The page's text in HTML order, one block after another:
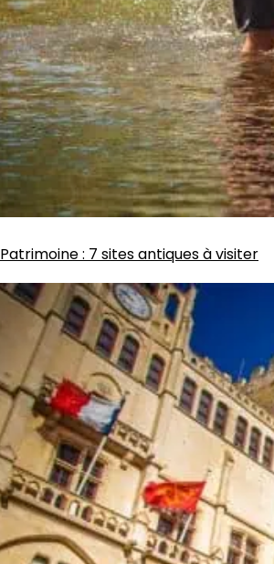
Patrimoine: 7 sites antiques à visiter